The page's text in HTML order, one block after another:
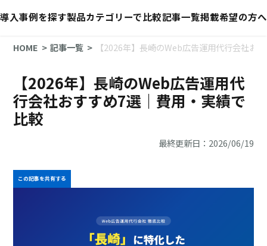
導入事例を探す製品カテゴリーで比較記事一覧掲載希望の方へ
HOME 記事一覧 【2026年】長崎のWeb広告運用代行会社お
【2026年】長崎のWeb広告運用代
行会社おすすめ7選｜費用・実績で
比較
最終更新日：2026/06/19
この記事を共有する